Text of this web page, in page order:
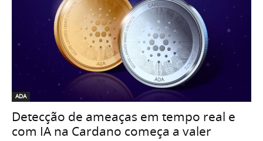
ADA
Detecção de ameaças em tempo real e
com IA na Cardano começa a valer